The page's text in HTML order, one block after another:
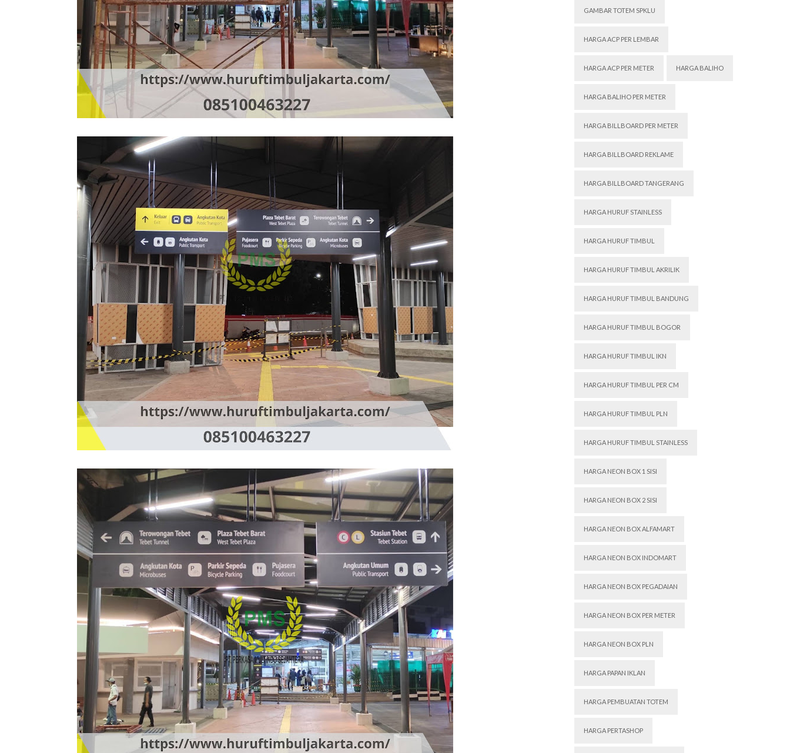
GAMBAR TOTEM SPKLU
HARGA ACP PER LEMBAR
HARGA ACP PER METER HARGA BALIHO
HARGA BALIHO PER METER
HARGA BILLBOARD PER METER
HARGA BILLBOARD REKLAME
HARGA BILLBOARD TANGERANG
HARGA HURUF STAINLESS
HARGA HURUF TIMBUL
HARGA HURUF TIMBUL AKRILIK
HARGA HURUF TIMBUL BANDUNG
HARGA HURUF TIMBUL BOGOR
HARGA HURUF TIMBUL IKN
HARGA HURUF TIMBUL PER CM
HARGA HURUF TIMBUL PLN
HARGA HURUF TIMBUL STAINLESS
HARGA NEON BOX 1 SISI
HARGA NEON BOX 2 SISI
HARGA NEON BOX ALFAMART
HARGA NEON BOX INDOMART
HARGA NEON BOX PEGADAIAN
HARGA NEON BOX PER METER
HARGA NEON BOX PLN
HARGA PAPAN IKLAN
HARGA PEMBUATAN TOTEM
HARGA PERTASHOP